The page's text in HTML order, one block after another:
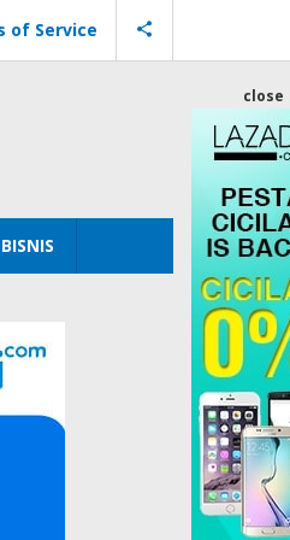
of Service
close